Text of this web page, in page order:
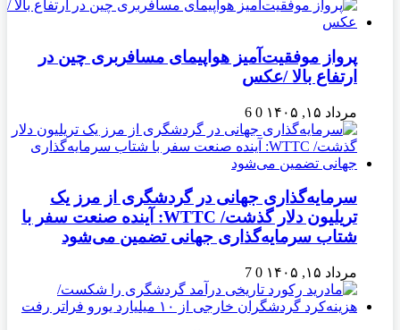
پرواز موفقیت‌آمیز هواپیمای مسافربری چین در
ارتفاع بالا /عکس
مرداد ۱۵, ۱۴۰۵ 0
6
سرمایه‌گذاری جهانی در گردشگری از مرز یک
تریلیون دلار گذشت/ WTTC: آینده صنعت سفر با
شتاب سرمایه‌گذاری جهانی تضمین می‌شود
مرداد ۱۵, ۱۴۰۵ 0
7